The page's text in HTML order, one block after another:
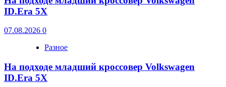
ID.Era 5X
07.08.2026 0
Разное
На подходе младший кроссовер Volkswagen
ID.Era 5X